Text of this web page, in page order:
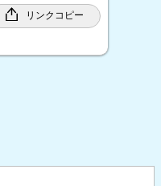
リンクコピー